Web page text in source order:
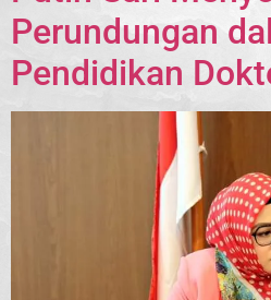
Perundungan
Pendidikan